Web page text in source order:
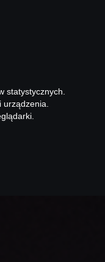
statystycznych.